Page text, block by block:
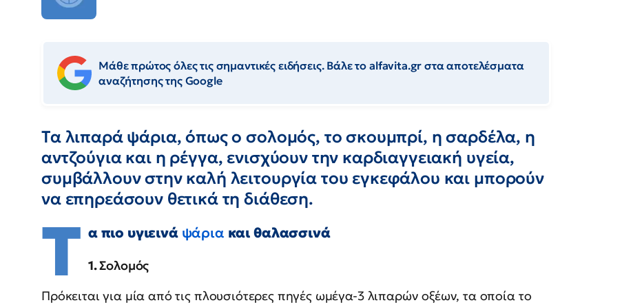
Μάθε πρώτος όλες τις σημαντικές ειδήσεις. Βάλε το alfavita.gr στα αποτελέσματα
αναζήτησης της Google
Τα λιπαρά ψάρια, όπως ο σολομός, το σκουμπρί, η σαρδέλα, η
αντζούγια και η ρέγγα, ενισχύουν την καρδιαγγειακή υγεία,
συμβάλλουν στην καλή λειτουργία του εγκεφάλου και μπορούν
να επηρεάσουν θετικά τη διάθεση.
Τ α πιο υγιεινά ψάρια και θαλασσινά
1.Σολομός
Πρόκειται για μία από τις πλουσιότερες πηγές ωμέγα-3 λιπαρών οξέων, τα οποία το